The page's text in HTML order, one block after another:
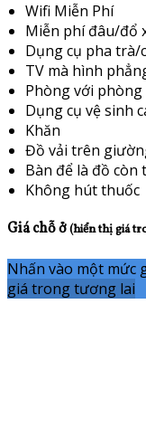
Wifi Miễn Phí
Miễn phí đâu/đổ
Dụng cụ pha trà/
TV mà hình
Phòng với
Dụng cụ vệ sinh
Khăn
Đồ vải trên
Bàn để là đồ còn
Không hút thuốc
Giá chỗ ở(hiển thị giá
Nhấn vào một mức
giá trong tương lai